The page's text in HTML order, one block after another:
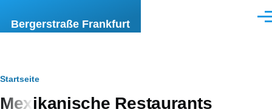
Bergerstraße Frankfurt
Pfadnavigation
Startseite
Mexikanische Restaurants